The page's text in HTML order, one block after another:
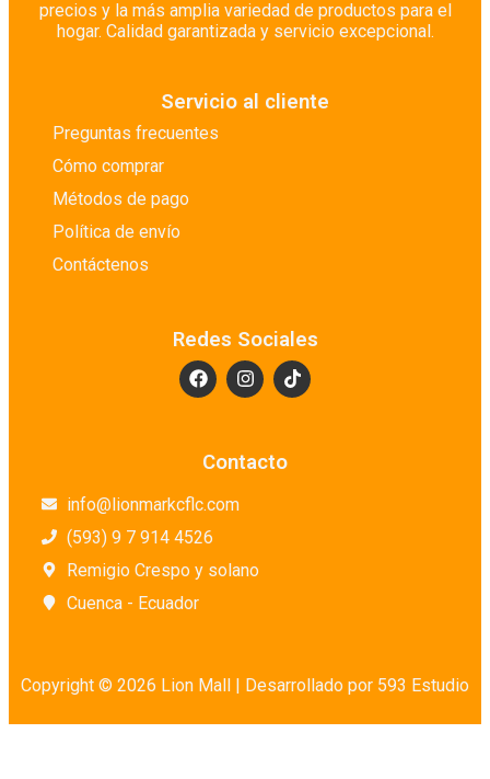
precios y la más amplia variedad de productos para el
hogar. Calidad garantizada y servicio excepcional.
Servicio al cliente
Preguntas frecuentes
Cómo comprar
Métodos de pago
Política de envío
Contáctenos
Redes Sociales
Contacto
info@lionmarkcflc.com
(593) 9 7 914 4526
Remigio Crespo y solano
Cuenca - Ecuador
Copyright © 2026 Lion Mall | Desarrollado por 593 Estudio